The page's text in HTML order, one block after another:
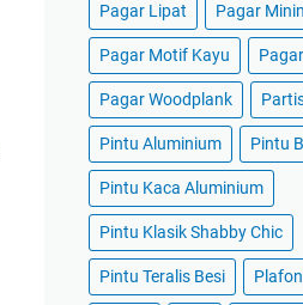
Pagar Lipat Pagar
Pagar Motif Kayu
Pagar Woodplank
Pintu Aluminium Pintu
Pintu Kaca Aluminium
Pintu Klasik Shabby Chic
Pintu Teralis Besi Plafon